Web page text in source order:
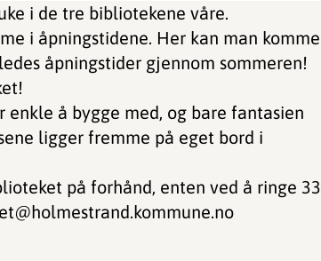
i de tre bibliotekene våre.
i åpningstidene. Her kan man komme
åpningstider gjennom sommeren!
enkle å bygge med, og bare fantasien
ligger fremme på eget bord i
på forhånd, enten ved å ringe 33